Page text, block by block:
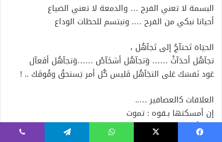
البسمة لا تعني الفرح … والدمعة لا تعني الضياع
أحيانا نبكي من الفرح …. ونبتسم للحظات الوداع
الحيَاة تَحتآجُ إلى تَجآهُل ،
تجآهُل أحدَآثْ …… وَتجآهُل أشخَآصْ ……وَتجآهُل أفَعآل
عَود نَفسَك عَلى التجَآهُل فَليس كُل أمر يَستحقُ وقُوفَك .. !
ﺍﻟﻌﻼﻗﺎﺕ ﻛﺍﻟﻌﺼﺎﻓﻴﺮ …..
ﺇﻥ ﺃﻣﺴﻜﺘﻬﺎ ﺑـقوﻩ : ﺗﻤﻮﺕ
ﻭﺇﻥ ﺃﻣﺴﻜﺘﻬﺎ ﺑـﺗﺴﺎﻫﻞ : ﺗﻄﻴﺮ